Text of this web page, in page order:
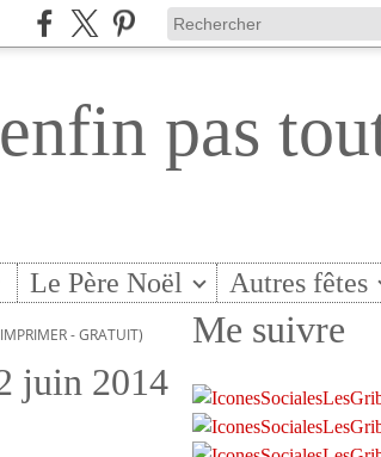
pas
Le Père Noël Autres fêtes
- GRATUIT)
juin 2014
Me suivre